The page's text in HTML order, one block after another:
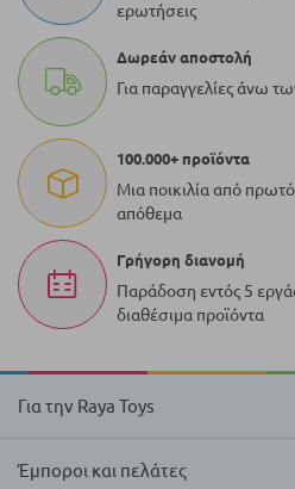
ερωτήσεις
Δωρεάν αποστολή
Για παραγγελίες άνω
100.000+ προϊόντα
Μια ποικιλία από
απόθεμα
Γρήγορη διανομή
Παράδοση εντός 5
διαθέσιμα προϊόντα
Για την Raya Toys
Έμποροι και πελάτες